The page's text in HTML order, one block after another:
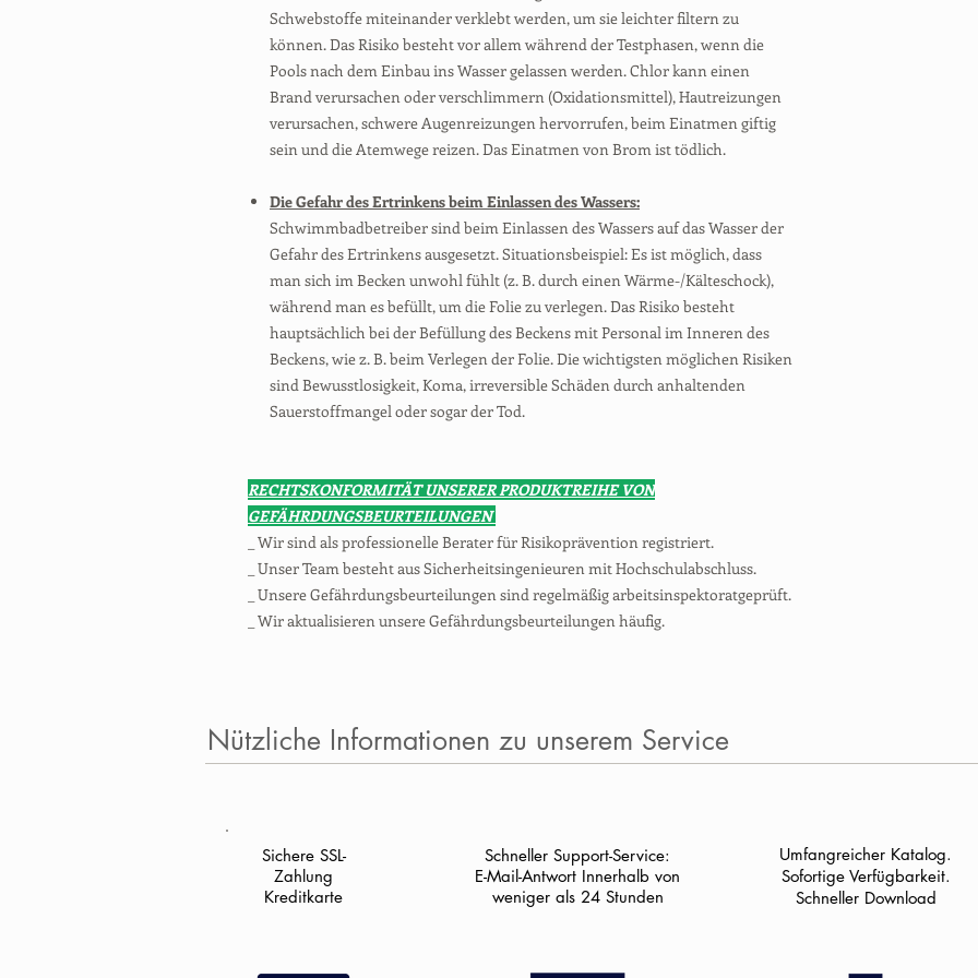
Schwebstoffe miteinander verklebt werden, um sie leichter filtern zu
können. Das Risiko besteht vor allem während der Testphasen, wenn die
Pools nach dem Einbau ins Wasser gelassen werden. Chlor kann einen
Brand verursachen oder verschlimmern (Oxidationsmittel), Hautreizungen
verursachen, schwere Augenreizungen hervorrufen, beim Einatmen giftig
sein und die Atemwege reizen. Das Einatmen von Brom ist tödlich.
Die Gefahr des Ertrinkens beim Einlassen des Wassers:
Schwimmbadbetreiber sind beim Einlassen des Wassers auf das Wasser der
Gefahr des Ertrinkens ausgesetzt. Situationsbeispiel: Es ist möglich, dass
man sich im Becken unwohl fühlt (z. B. durch einen Wärme-/Kälteschock),
während man es befüllt, um die Folie zu verlegen. Das Risiko besteht
hauptsächlich bei der Befüllung des Beckens mit Personal im Inneren des
Beckens, wie z. B. beim Verlegen der Folie. Die wichtigsten möglichen Risiken
sind Bewusstlosigkeit, Koma, irreversible Schäden durch anhaltenden
Sauerstoffmangel oder sogar der Tod.
RECHTSKONFORMITÄT UNSERER PRODUKTREIHE VON
GEFÄHRDUNGSBEURTEILUNGEN
_ Wir sind als professionelle Berater für Risikoprävention registriert.
_ Unser Team besteht aus Sicherheitsingenieuren mit Hochschulabschluss.
_ Unsere Gefährdungsbeurteilungen sind regelmäßig arbeitsinspektoratgeprüft.
_ Wir aktualisieren unsere Gefährdungsbeurteilungen häufig.
Nützliche Informationen zu unserem Service
Sichere SSL-
Zahlung
Kreditkarte
Schneller Support-Service:
E-Mail-Antwort Innerhalb von
weniger als 24 Stunden
Umfangreicher Katalog.
Sofortige Verfügbarkeit.
Schneller Download